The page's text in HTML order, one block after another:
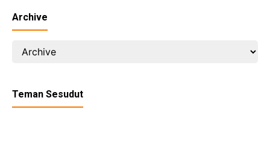
Archive
Teman Sesudut